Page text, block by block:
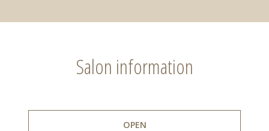
Salon information
OPEN